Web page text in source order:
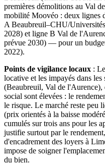
premières démolitions au Val
mobilité Moovéo : deux
A Beaubreuil–CHU/
2028) et ligne B Val de
prévue 2030) — pour un
2022).
Points de vigilance locaux :
locative et les impayés dans
(Beaubreuil, Val de l'Aurence),
social sont élevées : le
le risque. Le marché reste peu
(prix orientés à la baisse
cumulés sur trois ans pour les
justifie surtout par le
d'encadrement des loyers à
impose de soigner
du bien.